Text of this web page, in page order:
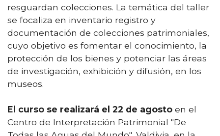
resguardan colecciones. La temática del taller
se focaliza en inventario registro y
documentación de colecciones patrimoniales,
cuyo objetivo es fomentar el conocimiento, la
protección de los bienes y potenciar las áreas
de investigación, exhibición y difusión, en los
museos.
El curso se realizará el 22 de agosto en el
Centro de Interpretación Patrimonial "De